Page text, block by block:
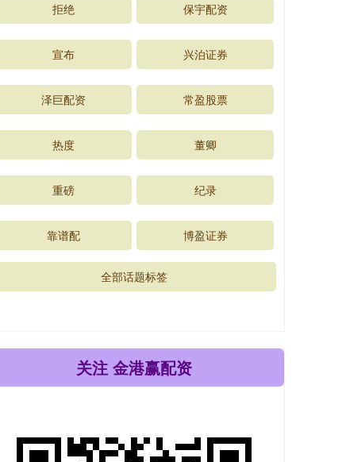
拒绝 保宇配资
宣布 兴泊证券
泽巨配资 常盈股票
热度 董卿
重磅 纪录
靠谱配 博盈证券
全部话题标签
关注 金港赢配资